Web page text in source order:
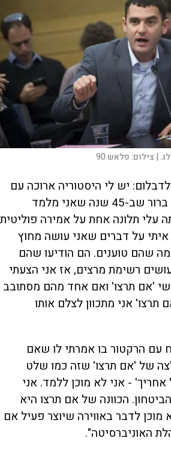
| צילום:פלאש 90
יש לי היסטוריה ארוכה עם
'אם תרצו'. צריך להיות ברור שב-45 שנה שאני מלמד
עלי תלונה אחת על אמירה פוליטית
על דברים שאני עושה מחוץ
שהם טוענים. הם הודיעו שהם
רשימת מרצים, אז אני הצעתי
'אם תרצו' ואם אחד מהם מסתובב
אני מתכוון לצלם אותו
עם הרקטור בו אמרתי לו שאם
של 'אם תרצו' שזה כמו שלט
- אני לא מוכן ללמד. אני
הכוונה של אם תרצו היא
מוכן לדבר באווירה שיוצר פעיל אם
האוניברסיטה".